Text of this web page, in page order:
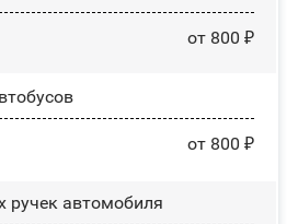
от 800 ₽
от 800 ₽
ручек автомобиля